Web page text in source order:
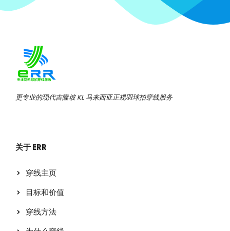
更专业的现代吉隆坡 KL 马来西亚正规羽球拍穿线服务
关于 ERR
穿线主页
目标和价值
穿线方法